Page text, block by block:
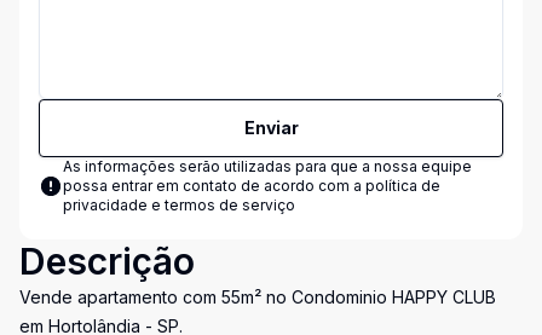
Enviar
As informações serão utilizadas para que a nossa equipe
possa entrar em contato de acordo com a política de
privacidade e termos de serviço
Descrição
Vende apartamento com 55m² no Condominio HAPPY CLUB
em Hortolândia - SP.